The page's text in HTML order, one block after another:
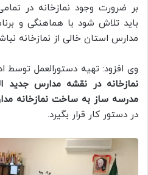
بر ضرورت وجود نمازخانه در
باید تلاش شود با هماهنگی و
مدارس استان خالی از نمازخانه
وی افزود: تهیه دستورالعمل توسط
نمازخانه در نقشه مدارس جدید
مدرسه ساز به ساخت نمازخانه
در دستور کار قرار بگیرد.